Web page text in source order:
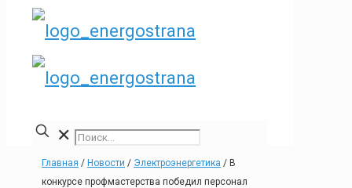
✕
Главная / Новости / Электроэнергетика / В
конкурсе профмастерства победил персонал